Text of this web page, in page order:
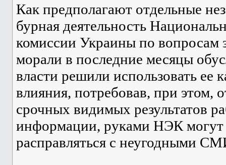
Как предполагают отдельные
бурная деятельность
комиссии Украины по вопросам
морали в последние месяцы
власти решили использовать ее
влияния, потребовав, при этом,
срочных видимых результатов
информации, руками НЭК могут
расправляться с неугодными